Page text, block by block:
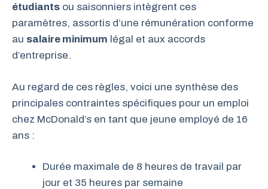
étudiants ou saisonniers intègrent ces
paramètres, assortis d’une rémunération conforme
au salaire minimum légal et aux accords
d’entreprise.
Au regard de ces règles, voici une synthèse des
principales contraintes spécifiques pour un emploi
chez McDonald’s en tant que jeune employé de 16
ans :
Durée maximale de 8 heures de travail par
jour et 35 heures par semaine